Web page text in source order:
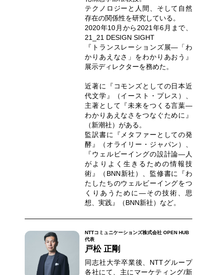
テクノロジーと人間、そして自然
存在の関係性を研究している。
2020年10月から2021年6月まで、
21_21 DESIGN SIGHT
『トランスレーションズ展―「わ
かりあえなさ」をわかりあおう』
展示ディレクターを務めた。
近著に『コモンズとしての日本近
代文学』（イースト・プレス）、
主著として『未来をつくる言葉―
わかりあえなさをつなぐために』
（新潮社）がある。
監訳書に『メタファーとしての発
酵』（オライリー・ジャパン）、
『ウェルビーイングの設計論―人
がよりよく生きるための情報技
術』（BNN新社）、監修書に『わ
たしたちのウェルビーイングをつ
くりあうために―その技術、思
想、実践』（BNN新社）など。
NTTコミュニケーションズ株式会社 OPEN HUB
代表
戸松 正剛
同志社大学卒業後、NTTグループ
各社にて、主にマーケティング/新